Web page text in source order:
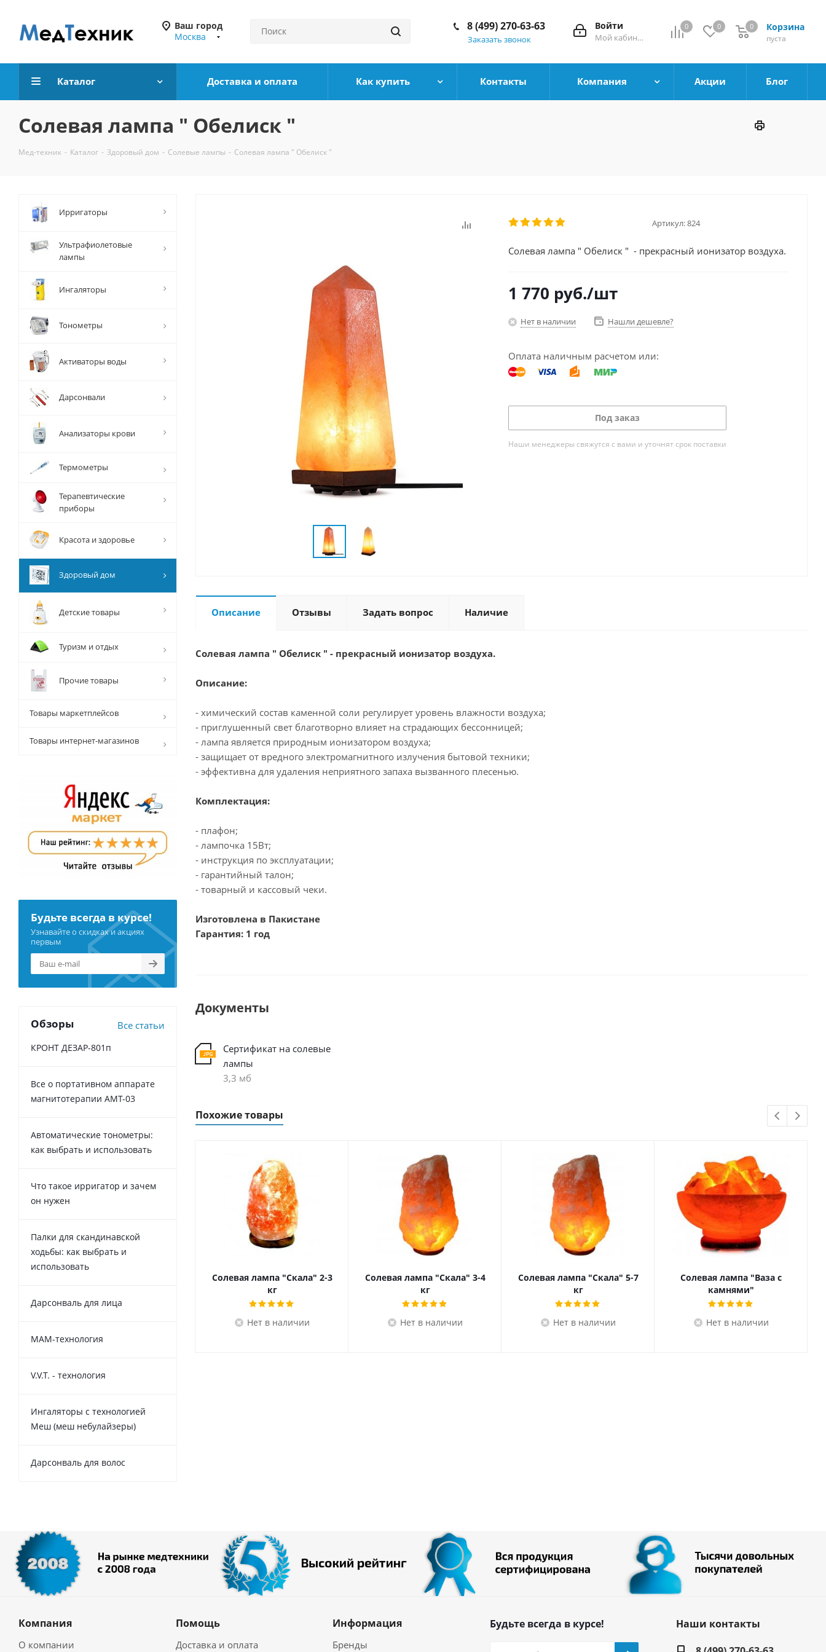
Ваш город
Москва
0 0 Корзина
0
пуста
0
Войти
Мой кабинет
8 (499) 270-63-63
Заказать звонок
Каталог Доставка и оплата Как купить Контакты Компания Акции Блог
Солевая лампа " Обелиск "
Мед-техник - Каталог - Здоровый дом - Солевые лампы - Солевая лампа " Обелиск "
Артикул:824
Солевая лампа " Обелиск " - прекрасный ионизатор воздуха.
1 770 руб./шт
Нет в наличии Нашли дешевле?
Оплата наличным расчетом или:
Под заказ
Наши менеджеры свяжутся с вами и уточнят срок поставки
Описание Отзывы Задать вопрос Наличие
Солевая лампа " Обелиск " - прекрасный ионизатор воздуха.
Описание:
- химический состав каменной соли регулирует уровень влажности воздуха;
- приглушенный свет благотворно влияет на страдающих бессонницей;
- лампа является природным ионизатором воздуха;
- защищает от вредного электромагнитного излучения бытовой техники;
- эффективна для удаления неприятного запаха вызванного плесенью.
Комплектация:
- плафон;
- лампочка 15Вт;
- инструкция по эксплуатации;
- гарантийный талон;
- товарный и кассовый чеки.
Изготовлена в Пакистане
Гарантия: 1 год
Документы
Сертификат на солевые
лампы
3,3 мб
Похожие товары
Солевая лампа "Скала" 2-3
кг
Нет в наличии
Солевая лампа "Скала" 3-4
кг
Нет в наличии
Солевая лампа "Скала" 5-7
кг
Нет в наличии
Солевая лампа "Ваза с
камнями"
Нет в наличии
Ирригаторы
Ультрафиолетовые
лампы
Ингаляторы
Тонометры
Активаторы воды
Дарсонвали
Анализаторы крови
Термометры
Терапевтические
приборы
Красота и здоровье
Здоровый дом
Детские товары
Туризм и отдых
Прочие товары
Товары маркетплейсов
Товары интернет-магазинов
Будьте всегда в курсе!
Узнавайте о скидках и акциях
первым
Обзоры Все статьи
КРОНТ ДЕЗАР-801п
Все о портативном аппарате
магнитотерапии АМТ-03
Автоматические тонометры:
как выбрать и использовать
Что такое ирригатор и зачем
он нужен
Палки для скандинавской
ходьбы: как выбрать и
использовать
Дарсонваль для лица
MAM-технология
V.V.T. - технология
Ингаляторы с технологией
Меш (меш небулайзеры)
Дарсонваль для волос
Компания
О компании
Помощь
Доставка и оплата
Информация
Бренды
Будьте всегда в курсе!
Наши контакты